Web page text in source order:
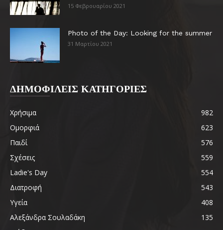
15 Φεβρουαρίου 2021
Photo of the Day: Looking for the summer
31 Μαρτίου 2021
ΔΗΜΟΦΙΛΕΙΣ ΚΑΤΗΓΟΡΙΕΣ
Χρήσιμα
982
Ομορφιά
623
Παιδί
576
Σχέσεις
559
Ladie's Day
554
Διατροφή
543
Υγεία
408
Αλεξάνδρα Σουλαδάκη
135